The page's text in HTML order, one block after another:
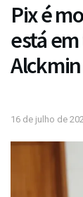
Pix é
está
Alckmin
16 de julho de